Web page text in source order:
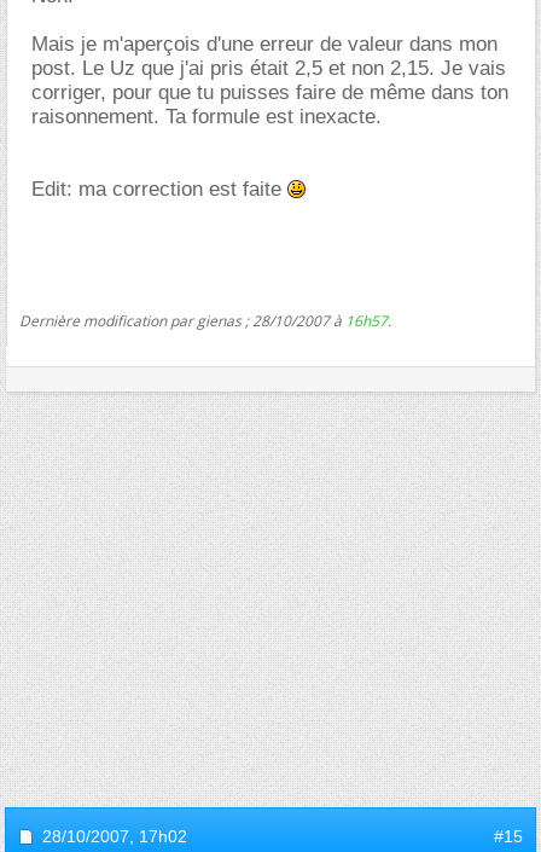
Mais je m'aperçois d'une erreur de valeur dans mon
post. Le Uz que j'ai pris était 2,5 et non 2,15. Je vais
corriger, pour que tu puisses faire de même dans ton
raisonnement. Ta formule est inexacte.
Edit: ma correction est faite
Dernière modification par gienas ; 28/10/2007 à 16h57.
28/10/2007, 17h02 #15